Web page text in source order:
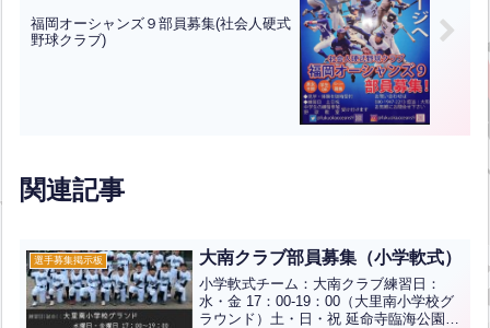
福岡オーシャンズ９部員募集(社会人硬式
野球クラブ)
関連記事
選手募集掲示板 大南クラブ部員募集（小学軟式）
小学軟式チーム：大南クラブ練習日：
水・金 17：00-19：00（大里南小学校グ
ラウンド）土・日・祝 延命寺臨海公園